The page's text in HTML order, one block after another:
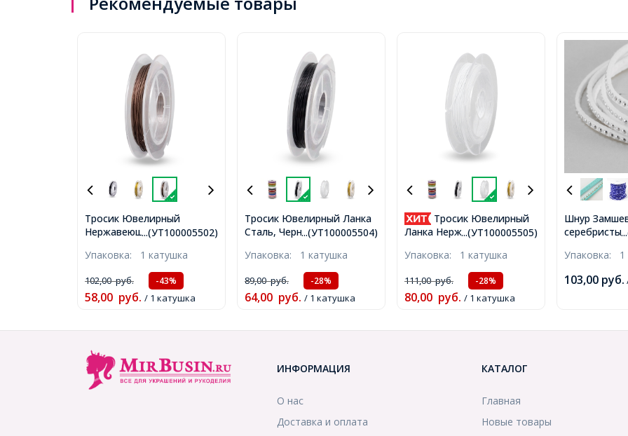
...(УТ100005502)
Тросик Ювелирный
Нержавеющая Сталь,
катушка, (УТ100005502)
Упаковка: 1 катушка
102,00руб. -43%
58,00 руб. / 1 катушка
...(УТ100005504)
Тросик Ювелирный Ланка
Сталь, Черный, 0.38мм,
(УТ100005504)
Упаковка: 1 катушка
89,00руб. -28%
64,00 руб. / 1 катушка
...(УТ100005505)
Тросик Ювелирный
Ланка Нержавеющая
около 10м/катушка,
(УТ100005505)
Упаковка: 1 катушка
111,00руб. -28%
80,00 руб. / 1 катушка
Шнур
Цвет:
3х2мм,
Упаковка:
103,00 руб.
ИНФОРМАЦИЯ
О нас
Доставка и оплата
КАТАЛОГ
Главная
Новые товары